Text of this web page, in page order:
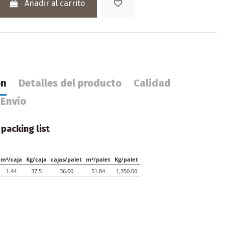
Añadir al carrito
Detalles del producto
Calidad
Envío
list